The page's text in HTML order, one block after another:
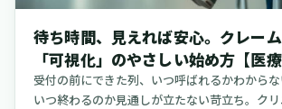
待ち時間、見えれば安心。クレー
「可視化」のやさしい始め方【医療
受付の前にできた列、いつ呼ばれるかわから
いつ終わるのか見通しが立たない苛立ち。ク